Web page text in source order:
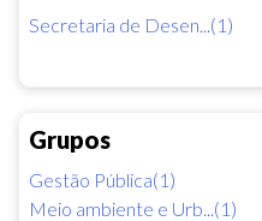
Secretaria de Desen...(1)
Grupos
Gestão Pública(1)
Meio ambiente e Urb...(1)